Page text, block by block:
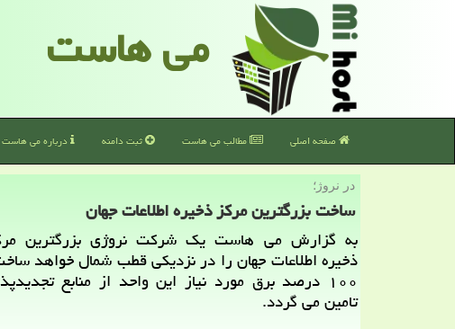
می هاست
صفحه اصلی مطالب می هاست ثبت دامنه درباره می هاست
در نروژ؛
ساخت بزرگترین مركز ذخیره اطلاعات جهان
به گزارش می هاست یك شركت نروژی بزرگترین
ذخیره اطلاعات جهان را در نزدیكی قطب شمال خواهد
۱۰۰ درصد برق مورد نیاز این واحد از منابع
تامین می گردد.